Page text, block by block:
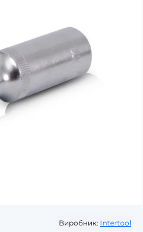
Виробник: Intertool